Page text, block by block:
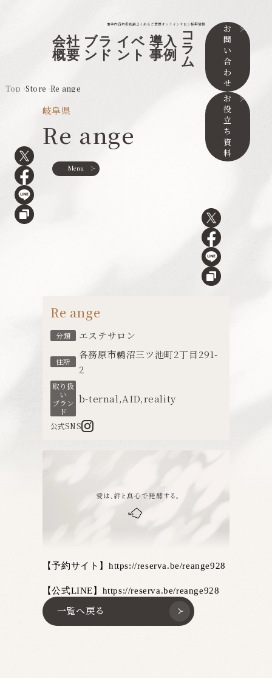
事業内容取扱店舗よくあるご質問オンラインサロン採用情報
会社
概要
ブラ
ンド
イベ
ント
導入
事例
コ
ラ
ム
お
問
い
合
わ
せ
お
役
立
ち
資
料
Menu
Top Store Re ange
岐阜県
Re ange
Re ange
分類 エステサロン
住所
各務原市鵜沼三ツ池町2丁目291-
2
取り扱
い
ブラン
ド
b-ternal,AID,reality
公式SNS
【予約サイト】https://reserva.be/reange928
【公式LINE】https://reserva.be/reange928
一覧へ戻る